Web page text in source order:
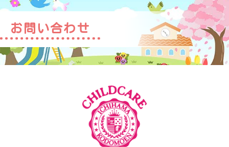
お問い合わせ